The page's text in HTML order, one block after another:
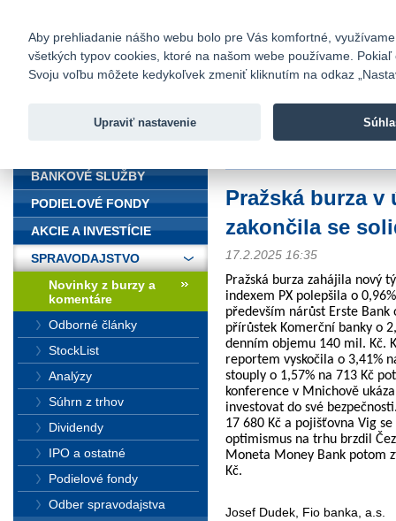
Fio banka
Fio banka
Pražská burza v
zakončila se
17.2.2025 16:35
Pražská burza zahájila nový
indexem PX polepšila o
především nárůst Erste Bank
přírůstek Komerční banky o
denním objemu 140 mil. Kč.
reportem vyskočila o 3,41%
stouply o 1,57% na 713 Kč
konference v Mnichově
investovat do své
17 680 Kč a pojišťovna Vig
optimismus na trhu brzdil
Moneta Money Bank potom
Kč.
Josef Dudek, Fio banka, a.s.
BANKOVÉ SLUŽBY
PODIELOVÉ FONDY
AKCIE A INVESTÍCIE
SPRAVODAJSTVO
Novinky z burzy a
komentáre
Odborné články
StockList
Analýzy
Súhrn z trhov
Dividendy
IPO a ostatné
Podielové fondy
Odber spravodajstva
Aby prehliadanie nášho webu bolo pre Vás komfortné,
všetkých typov cookies, ktoré na našom webe používame.
Svoju voľbu môžete kedykoľvek zmeniť kliknutím na odkaz
Upraviť nastavenie